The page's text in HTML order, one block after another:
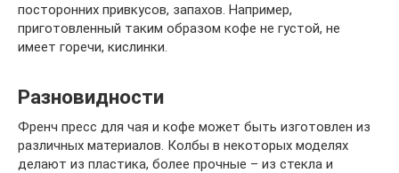
посторонних привкусов, запахов. Например,
приготовленный таким образом кофе не густой, не
имеет горечи, кислинки.
Разновидности
Френч пресс для чая и кофе может быть изготовлен из
различных материалов. Колбы в некоторых моделях
делают из пластика, более прочные – из стекла и